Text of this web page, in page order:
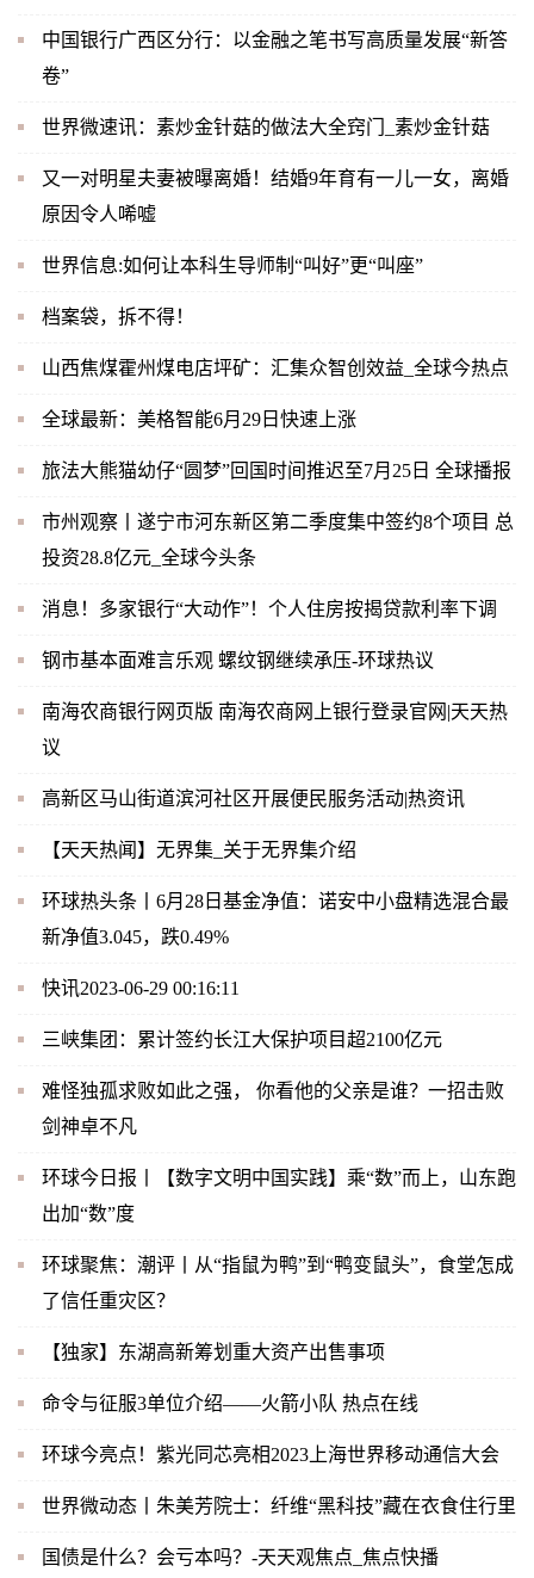
中国银行广西区分行：以金融之笔书写高质量发展“新答
卷”
世界微速讯：素炒金针菇的做法大全窍门_素炒金针菇
又一对明星夫妻被曝离婚！结婚9年育有一儿一女，离婚
原因令人唏嘘
世界信息:如何让本科生导师制“叫好”更“叫座”
档案袋，拆不得！
山西焦煤霍州煤电店坪矿：汇集众智创效益_全球今热点
全球最新：美格智能6月29日快速上涨
旅法大熊猫幼仔“圆梦”回国时间推迟至7月25日 全球播报
市州观察丨遂宁市河东新区第二季度集中签约8个项目 总
投资28.8亿元_全球今头条
消息！多家银行“大动作”！个人住房按揭贷款利率下调
钢市基本面难言乐观 螺纹钢继续承压-环球热议
南海农商银行网页版 南海农商网上银行登录官网|天天热
议
高新区马山街道滨河社区开展便民服务活动|热资讯
【天天热闻】无界集_关于无界集介绍
环球热头条丨6月28日基金净值：诺安中小盘精选混合最
新净值3.045，跌0.49%
快讯2023-06-29 00:16:11
三峡集团：累计签约长江大保护项目超2100亿元
难怪独孤求败如此之强， 你看他的父亲是谁？一招击败
剑神卓不凡
环球今日报丨【数字文明中国实践】乘“数”而上，山东跑
出加“数”度
环球聚焦：潮评丨从“指鼠为鸭”到“鸭变鼠头”，食堂怎成
了信任重灾区？
【独家】东湖高新筹划重大资产出售事项
命令与征服3单位介绍——火箭小队 热点在线
环球今亮点！紫光同芯亮相2023上海世界移动通信大会
世界微动态丨朱美芳院士：纤维“黑科技”藏在衣食住行里
国债是什么？会亏本吗？-天天观焦点_焦点快播